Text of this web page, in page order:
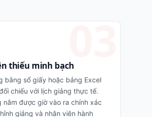
thiếu minh bạch
bằng sổ giấy hoặc bảng Excel
chiếu với lịch giảng thực tế.
nắm được giờ vào ra chính xác
giảng và nhân viên hành